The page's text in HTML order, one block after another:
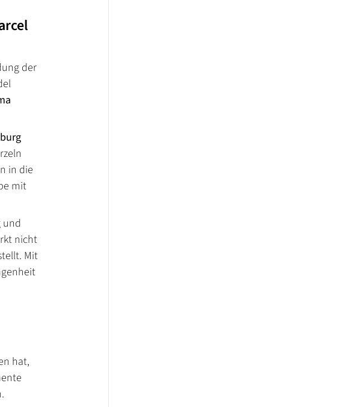
der
in die
mit
und
nicht
Mit
hat,